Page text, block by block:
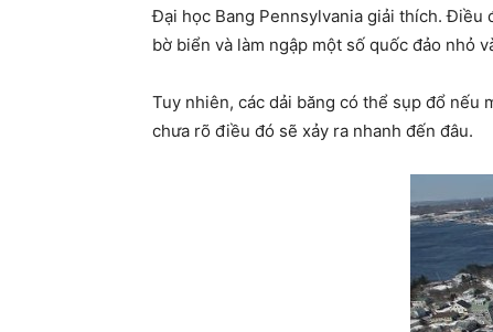
Đại học Bang Pennsylvania giải thích. Điều
bờ biển và làm ngập một số quốc đảo nhỏ
Tuy nhiên, các dải băng có thể sụp đổ nếu
chưa rõ điều đó sẽ xảy ra nhanh đến đâu.